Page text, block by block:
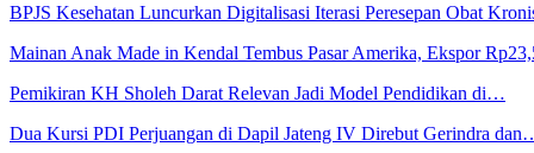
BPJS Kesehatan Luncurkan Digitalisasi Iterasi Peresepan Obat
Mainan Anak Made in Kendal Tembus Pasar Amerika, Ekspor
Pemikiran KH Sholeh Darat Relevan Jadi Model Pendidikan di…
Dua Kursi PDI Perjuangan di Dapil Jateng IV Direbut Gerindra